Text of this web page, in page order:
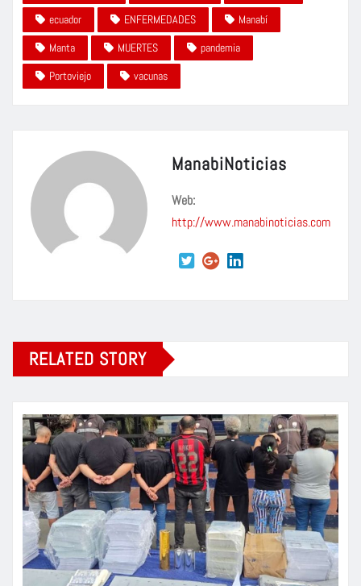
ecuador
ENFERMEDADES
Manabí
Manta
MUERTES
pandemia
Portoviejo
vacunas
ManabiNoticias
Web:
http://www.manabinoticias.com
RELATED STORY